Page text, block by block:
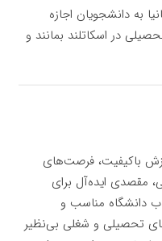
به دانشجویان اجازه
در اسکاتلند بمانند و
باکیفیت، فرصت‌های
مقصدی ایده‌آل برای
دانشگاه مناسب و
تحصیلی و شغلی بی‌نظیر